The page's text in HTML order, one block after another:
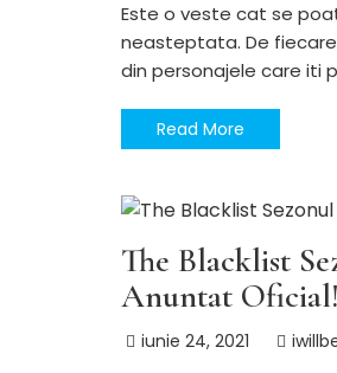
Este o veste cat se
neasteptata. De
din personajele care iti
Read More
The Blacklist
Anuntat Oficial!
iunie 24, 2021